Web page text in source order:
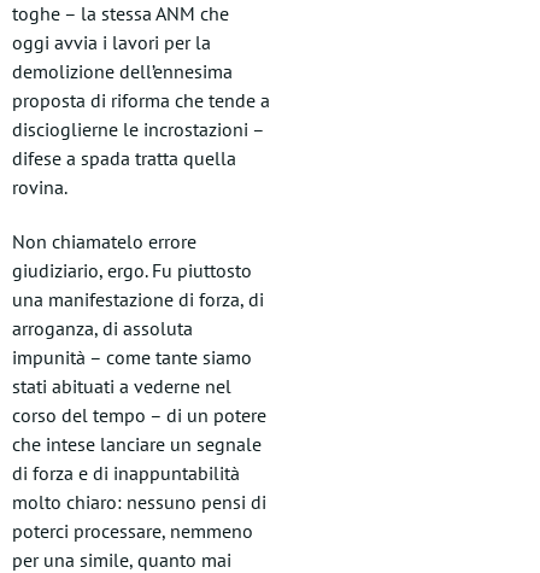
toghe – la stessa ANM che
oggi avvia i lavori per la
demolizione dell’ennesima
proposta di riforma che tende a
discioglierne le incrostazioni –
difese a spada tratta quella
rovina.
Non chiamatelo errore
giudiziario, ergo. Fu piuttosto
una manifestazione di forza, di
arroganza, di assoluta
impunità – come tante siamo
stati abituati a vederne nel
corso del tempo – di un potere
che intese lanciare un segnale
di forza e di inappuntabilità
molto chiaro: nessuno pensi di
poterci processare, nemmeno
per una simile, quanto mai